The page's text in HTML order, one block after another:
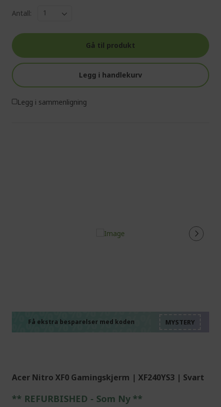
Antall:
Gå til produkt
Legg i handlekurv
Legg i sammenligning
Få ekstra besparelser med koden
Acer Nitro XF0 Gamingskjerm | XF240YS3 | Svart
** REFURBISHED - Som Ny **